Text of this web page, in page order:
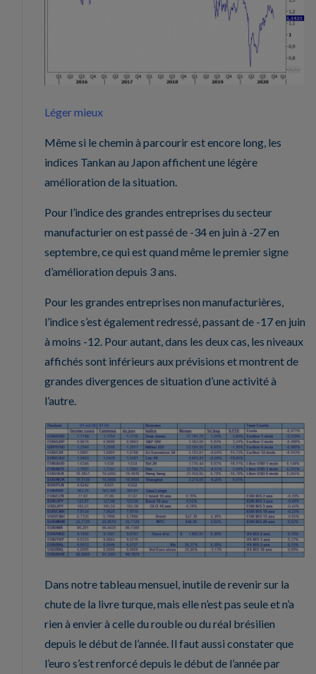
Léger mieux
Même si le chemin à parcourir est encore long, les
indices Tankan au Japon affichent une légère
amélioration de la situation.
Pour l’indice des grandes entreprises du secteur
manufacturier on est passé de -34 en juin à -27 en
septembre, ce qui est quand même le premier signe
d’amélioration depuis 3 ans.
Pour les grandes entreprises non manufacturières,
l’indice s’est également redressé, passant de -17 en juin
à moins -12. Pour autant, dans les deux cas, les niveaux
affichés sont inférieurs aux prévisions et montrent de
grandes divergences de situation d’une activité à
l’autre.
Dans notre tableau mensuel, inutile de revenir sur la
chute de la livre turque, mais elle n’est pas seule et n’a
rien à envier à celle du rouble ou du réal brésilien
depuis le début de l’année. Il faut aussi constater que
l’euro s’est renforcé depuis le début de l’année par